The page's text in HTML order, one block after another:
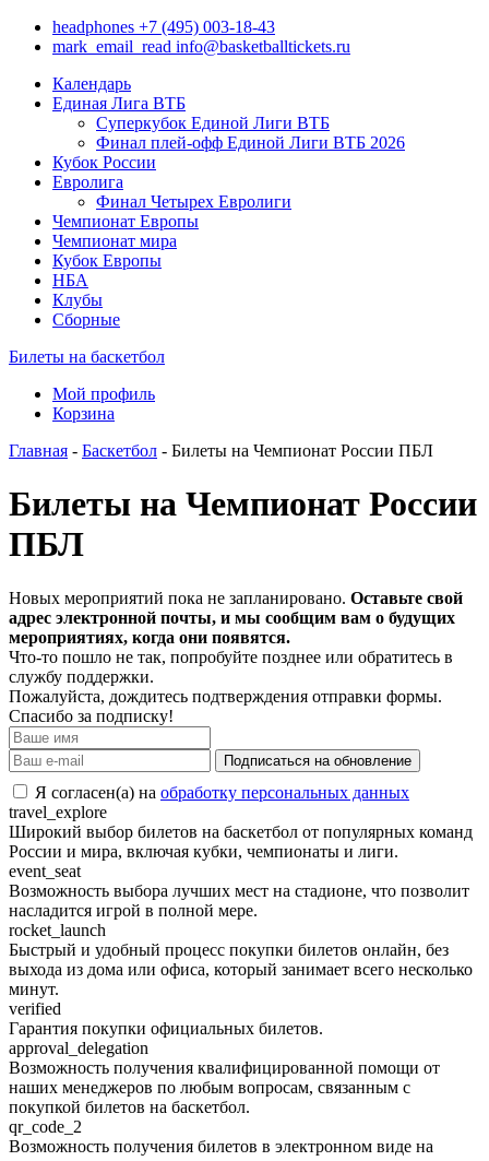
headphones +7 (495) 003-18-43
mark_email_read info@basketballtickets.ru
Календарь
Единая Лига ВТБ
Суперкубок Единой Лиги ВТБ
Финал плей-офф Единой Лиги ВТБ 2026
Кубок России
Евролига
Финал Четырех Евролиги
Чемпионат Европы
Чемпионат мира
Кубок Европы
НБА
Клубы
Сборные
Билеты на баскетбол
Мой профиль
Корзина
Главная - Баскетбол - Билеты на Чемпионат России ПБЛ
Билеты на Чемпионат России
ПБЛ
Новых мероприятий пока не запланировано. Оставьте свой
адрес электронной почты, и мы сообщим вам о будущих
мероприятиях, когда они появятся.
Что-то пошло не так, попробуйте позднее или обратитесь в
службу поддержки.
Пожалуйста, дождитесь подтверждения отправки формы.
Спасибо за подписку!
Подписаться на обновление
Я согласен(а) на обработку персональных данных
travel_explore
Широкий выбор билетов на баскетбол от популярных команд
России и мира, включая кубки, чемпионаты и лиги.
event_seat
Возможность выбора лучших мест на стадионе, что позволит
насладится игрой в полной мере.
rocket_launch
Быстрый и удобный процесс покупки билетов онлайн, без
выхода из дома или офиса, который занимает всего несколько
минут.
verified
Гарантия покупки официальных билетов.
approval_delegation
Возможность получения квалифицированной помощи от
наших менеджеров по любым вопросам, связанным с
покупкой билетов на баскетбол.
qr_code_2
Возможность получения билетов в электронном виде на